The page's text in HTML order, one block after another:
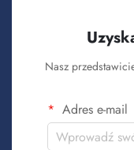
Nasz
Adres e-mail